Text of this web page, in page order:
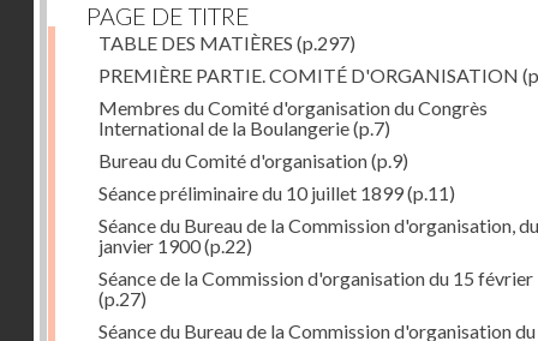
PAGE DE TITRE
TABLE DES MATIÈRES (p.297)
PREMIÈRE PARTIE. COMITÉ D'ORGANISATION
Membres du Comité d'organisation du Congrès
International de la Boulangerie(p.7)
Bureau du Comité d'organisation(p.9)
Séance préliminaire du 10 juillet 1899(p.11)
Séance du Bureau de la Commission d'organisation,
janvier 1900(p.22)
Séance de la Commission d'organisation du 15
(p.27)
Séance du Bureau de la Commission d'organisation